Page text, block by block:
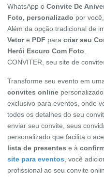
WhatsApp o Convite De
Foto, personalizado por
Além da opção tradicional de
Vetore PDF para criar seu
Herói Escuro Com Foto
CONVITER, seu site de
Transforme seu evento em
convites online
exclusivo para eventos, onde
todos os detalhes do seu
enviar seu convite, seus
personalizado que facilita o
lista de presentes e à
site para eventos , você
profissional ao seu convite